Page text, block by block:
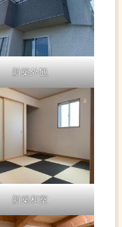
新築外観
新築和室